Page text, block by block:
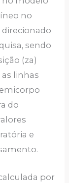
no
direcionado
sendo
(za)
linhas
do
e
por